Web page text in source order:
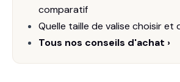
comparatif
Quelle taille de valise choisir et
Tous nos conseils d'achat ›